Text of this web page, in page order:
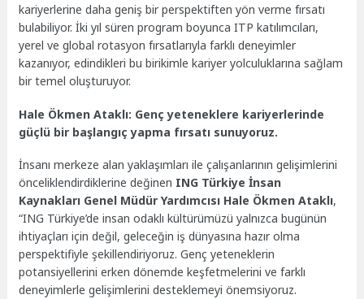
kariyerlerine daha geniş bir perspektiften yön verme fırsatı
bulabiliyor. İki yıl süren program boyunca ITP katılımcıları,
yerel ve global rotasyon fırsatlarıyla farklı deneyimler
kazanıyor, edindikleri bu birikimle kariyer yolculuklarına sağlam
bir temel oluşturuyor.
Hale Ökmen Ataklı: Genç yeteneklere kariyerlerinde
güçlü bir başlangıç yapma fırsatı sunuyoruz.
İnsanı merkeze alan yaklaşımları ile çalışanlarının gelişimlerini
önceliklendirdiklerine değinen ING Türkiye İnsan
Kaynakları Genel Müdür Yardımcısı Hale Ökmen Ataklı,
“ING Türkiye’de insan odaklı kültürümüzü yalnızca bugünün
ihtiyaçları için değil, geleceğin iş dünyasına hazır olma
perspektifiyle şekillendiriyoruz. Genç yeteneklerin
potansiyellerini erken dönemde keşfetmelerini ve farklı
deneyimlerle gelişimlerini desteklemeyi önemsiyoruz.